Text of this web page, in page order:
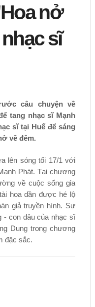
nở
sĩ
câu chuyện về
tang nhạc sĩ Mạnh
sĩ tại Huế để sáng
về đêm.
lên sóng tối 17/1 với
Phát. Tại chương
về cuộc sống gia
hoa dần được hé lộ
giả truyền hình. Sự
- con dâu của nhạc sĩ
Dung trong chương
đặc sắc.